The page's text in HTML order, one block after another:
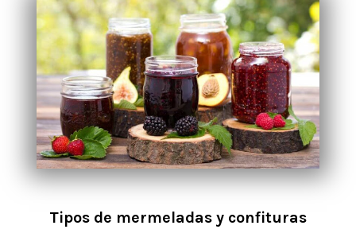
Tipos de mermeladas y confituras